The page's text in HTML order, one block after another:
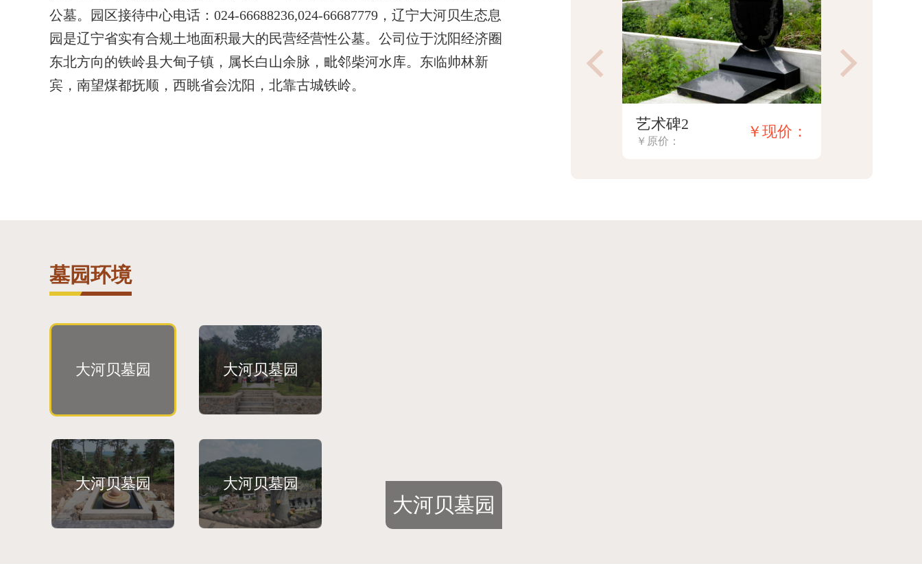
公墓。园区接待中心电话：024-66688236,024-66687779，辽宁大河贝生态息
园是辽宁省实有合规土地面积最大的民营经营性公墓。公司位于沈阳经济圈
东北方向的铁岭县大甸子镇，属长白山余脉，毗邻柴河水库。东临帅林新
宾，南望煤都抚顺，西眺省会沈阳，北靠古城铁岭。
艺术碑3
￥原价：
￥现价：
大河贝墓园
大河贝墓园
大河贝墓园
大河贝墓园 大河贝墓园
墓园环境
大河贝墓园